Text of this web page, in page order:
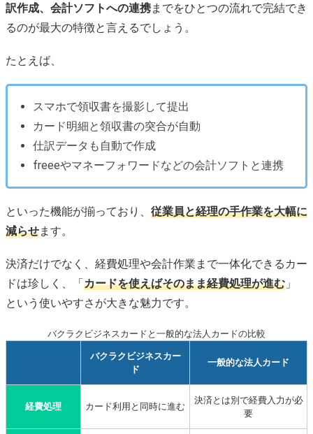
ETCカードは年会費無料＆枚数無制限で発行できる
保証金プランで開業直後でも利用しやすい
個人事業主は申し込めない
リアルカードの発行は有料
バクラクビジネスカードの審査
バクラクビジネスカードとUPSIDERカードの違い
経費精算の仕組みをまとめるならバクラクビジネスカー
ド
リアルカードの発行手数料が異なる
ETCカードが発行できるのはバクラクビジネスカード
バクラクビジネスカードに関するよくある質問
訳作成、会計ソフトへの連携までをひとつの流れで完結でき
るのが最大の特徴と言えるでしょう。
たとえば、
スマホで領収書を撮影して提出
カード明細と領収書の突合が自動
仕訳データも自動で作成
freeeやマネーフォワードなどの会計ソフトと連携
といった機能が揃っており、 従業員と経理の手作業を大幅に
減らせます。
決済だけでなく、経費処理や会計作業まで一体化できるカー
ドは珍しく、「 カードを使えばそのまま経費処理が進む 」
という使いやすさが大きな魅力です。
バクラクビジネスカードと一般的な法人カードの比較
バクラクビジネスカー
ド
一般的な法人カード
経費処理 カード利用と同時に進む
決済とは別で経費入力が必
要